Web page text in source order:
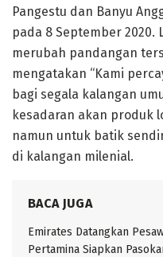
Pangestu dan Banyu
pada 8 September
merubah pandangan
mengatakan “Kami
bagi segala kalangan
kesadaran akan produk
namun untuk batik
di kalangan milenial.
BACA JUGA
Emirates Datangkan
Pertamina Siapkan